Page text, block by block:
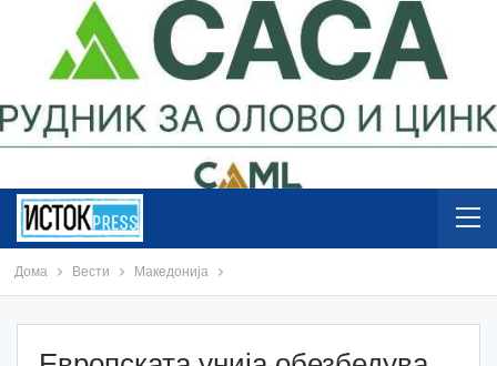
Дома Вести Македонија